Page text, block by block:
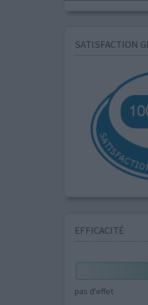
SATISFACTION
EFFICACITÉ
pas d'effet